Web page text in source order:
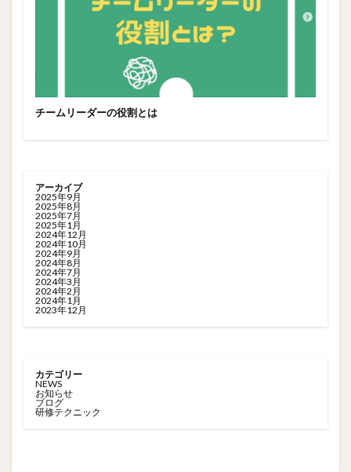
チームリーダーの役割とは
アーカイブ
2025年9月
2025年8月
2025年7月
2025年1月
2024年12月
2024年10月
2024年9月
2024年8月
2024年7月
2024年3月
2024年2月
2024年1月
2023年12月
カテゴリー
NEWS
お知らせ
ブログ
研修テクニック